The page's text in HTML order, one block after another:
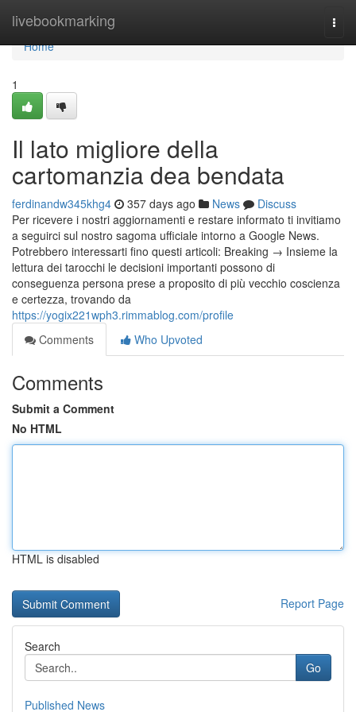
livebookmarking
Home
Home
1
Il lato migliore della
cartomanzia dea bendata
ferdinandw345khg4 357 days ago News
Discuss
Per ricevere i nostri aggiornamenti e restare informato ti invitiamo
a seguirci sul nostro sagoma ufficiale intorno a Google News.
Potrebbero interessarti fino questi articoli: Breaking → Insieme la
lettura dei tarocchi le decisioni importanti possono di
conseguenza persona prese a proposito di più vecchio coscienza
e certezza, trovando da
https://yogix221wph3.rimmablog.com/profile
Comments
Who Upvoted
Comments
Submit a Comment
No HTML
HTML is disabled
Report Page
Search
Go
Published News